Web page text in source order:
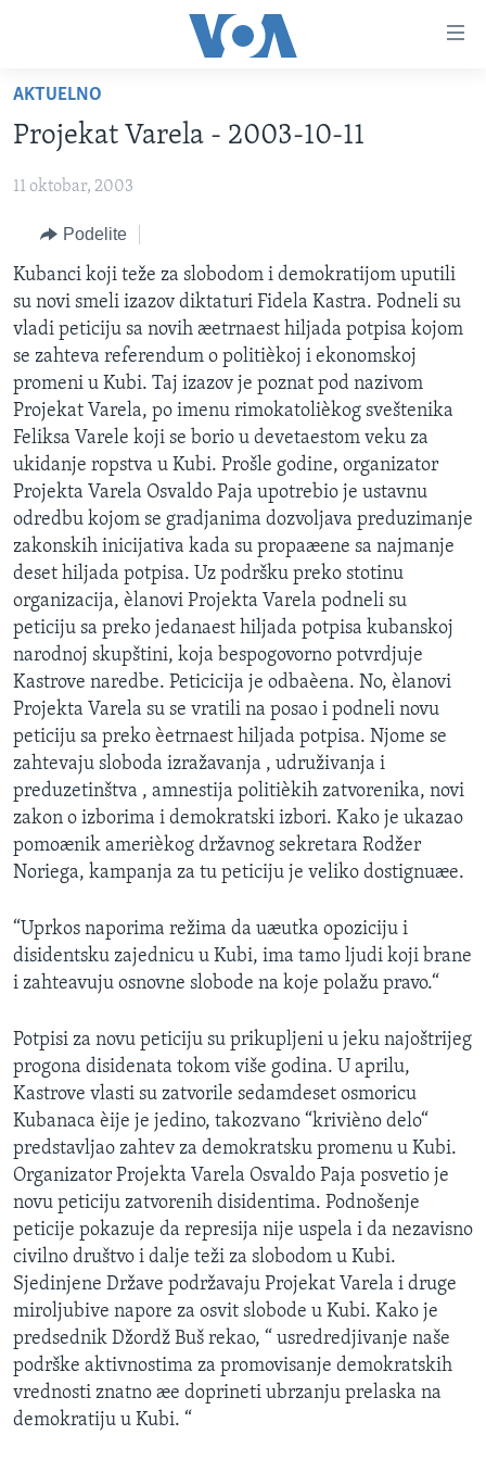
glavni
sadržaj
na
navigaciju
Idi
na
pretragu
NASLOVNA
RUBRIKE
AMERIKA
BALKAN
GLOBALNE TEME
EKONOMIJA
NAUKA I TEHNOLOGIJA
MEDICINA
KULTURA
DRUŠTVO
SPORT
INTERVJU
TV PROGRAM
OTVORENI STUDIO
IZ AMERIKE
Learning English
PRATITE NAS
Jezici
AKTUELNO
Projekat Varela - 2003-10-11
11 oktobar, 2003
Podelite
Kubanci koji teže za slobodom i demokratijom uputili
su novi smeli izazov diktaturi Fidela Kastra. Podneli su
vladi peticiju sa novih æetrnaest hiljada potpisa kojom
se zahteva referendum o politièkoj i ekonomskoj
promeni u Kubi. Taj izazov je poznat pod nazivom
Projekat Varela, po imenu rimokatolièkog sveštenika
Feliksa Varele koji se borio u devetaestom veku za
ukidanje ropstva u Kubi. Prošle godine, organizator
Projekta Varela Osvaldo Paja upotrebio je ustavnu
odredbu kojom se gradjanima dozvoljava preduzimanje
zakonskih inicijativa kada su propaæene sa najmanje
deset hiljada potpisa. Uz podršku preko stotinu
organizacija, èlanovi Projekta Varela podneli su
peticiju sa preko jedanaest hiljada potpisa kubanskoj
narodnoj skupštini, koja bespogovorno potvrdjuje
Kastrove naredbe. Peticicija je odbaèena. No, èlanovi
Projekta Varela su se vratili na posao i podneli novu
peticiju sa preko èetrnaest hiljada potpisa. Njome se
zahtevaju sloboda izražavanja , udruživanja i
preduzetinštva , amnestija politièkih zatvorenika, novi
zakon o izborima i demokratski izbori. Kako je ukazao
pomoænik amerièkog državnog sekretara Rodžer
Noriega, kampanja za tu peticiju je veliko dostignuæe.
“Uprkos naporima režima da uæutka opoziciju i
disidentsku zajednicu u Kubi, ima tamo ljudi koji brane
i zahteavuju osnovne slobode na koje polažu pravo.“
Potpisi za novu peticiju su prikupljeni u jeku najoštrijeg
progona disidenata tokom više godina. U aprilu,
Kastrove vlasti su zatvorile sedamdeset osmoricu
Kubanaca èije je jedino, takozvano “krivièno delo“
predstavljao zahtev za demokratsku promenu u Kubi.
Organizator Projekta Varela Osvaldo Paja posvetio je
novu peticiju zatvorenih disidentima. Podnošenje
peticije pokazuje da represija nije uspela i da nezavisno
civilno društvo i dalje teži za slobodom u Kubi.
Sjedinjene Države podržavaju Projekat Varela i druge
miroljubive napore za osvit slobode u Kubi. Kako je
predsednik Džordž Buš rekao, “ usredredjivanje naše
podrške aktivnostima za promovisanje demokratskih
vrednosti znatno æe doprineti ubrzanju prelaska na
demokratiju u Kubi. “